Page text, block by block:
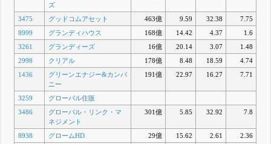
ズ
3475 グッドコムアセット 463億 9.59 32.38
7.75
8999
グランディハウス 168億 14.42 4.37
1.6
3261
グランディーズ 16億 20.14 3.07
1.48
2998
クリアル 178億 8.48 18.59
4.74
1436
グリーンエナジー&カンパ
ニー
191億 22.97 16.27 7.71
3259
グローバル住販
3486
グローバル・リンク・マ
ネジメント
301億 5.85 32.92 7.8
8938 グロームHD 29億 15.62 2.61
2.36